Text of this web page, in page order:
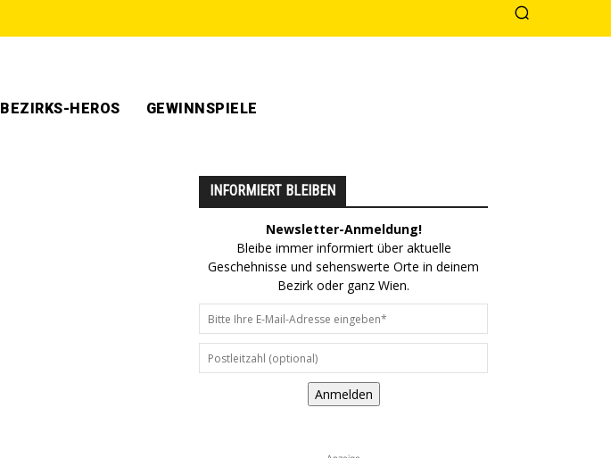
BEZIRKS-HEROS GEWINNSPIELE
INFORMIERT BLEIBEN
Newsletter-Anmeldung!
Bleibe immer informiert über aktuelle
Geschehnisse und sehenswerte Orte in deinem
Bezirk oder ganz Wien.
Anmelden